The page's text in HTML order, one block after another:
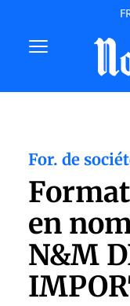
For. de
en
N&M